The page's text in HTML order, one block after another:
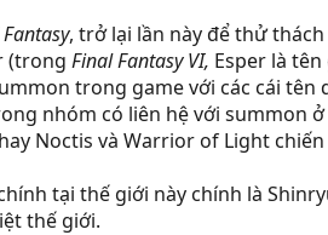
, trở lại lần này để thử
(trong Final Fantasy VI, Esper là
trong game với các cái
nhóm có liên hệ với summon
Noctis và Warrior of Light
tại thế giới này chính là
thế giới.